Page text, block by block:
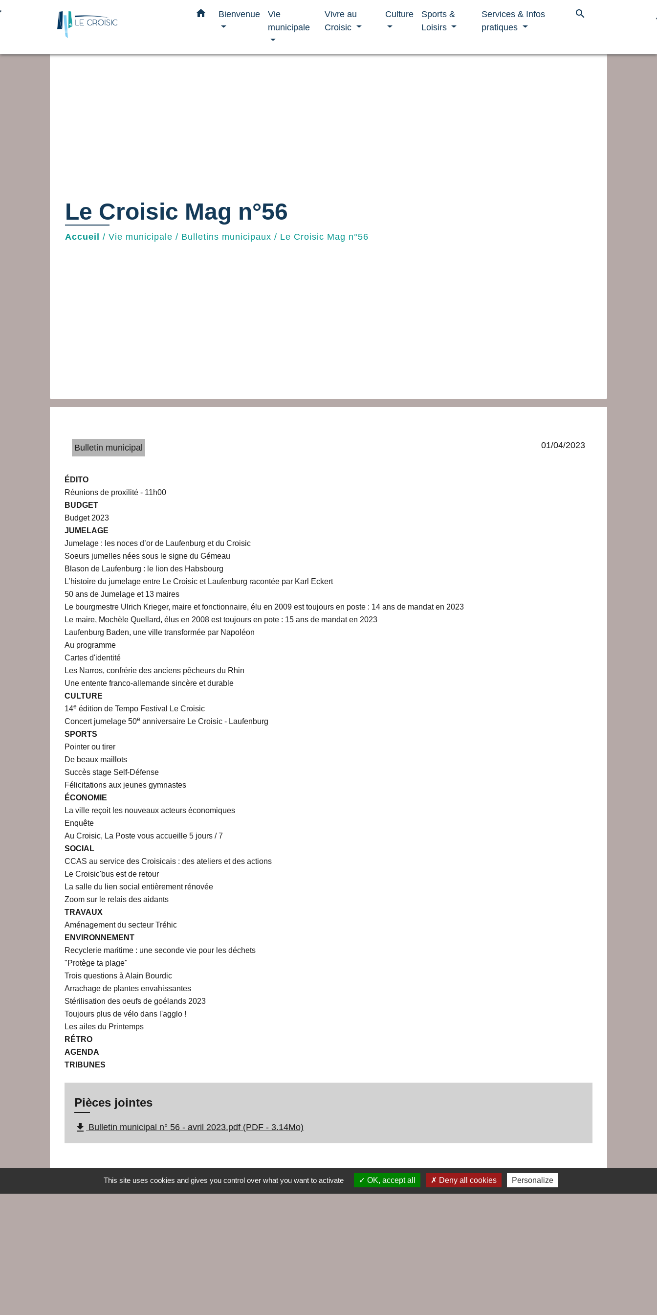
home Bienvenue
Vie
municipale
Vivre au
Croisic
Culture
Sports &
Loisirs
Services & Infos
pratiques
search
Le Croisic Mag n°56
Accueil / Vie municipale / Bulletins municipaux / Le Croisic Mag n°56
Bulletin municipal 01/04/2023
ÉDITO
Réunions de proxilité - 11h00
BUDGET
Budget 2023
JUMELAGE
Jumelage : les noces d’or de Laufenburg et du Croisic
Soeurs jumelles nées sous le signe du Gémeau
Blason de Laufenburg : le lion des Habsbourg
L’histoire du jumelage entre Le Croisic et Laufenburg racontée par Karl Eckert
50 ans de Jumelage et 13 maires
Le bourgmestre Ulrich Krieger, maire et fonctionnaire, élu en 2009 est toujours en poste : 14 ans de mandat en 2023
Le maire, Mochèle Quellard, élus en 2008 est toujours en pote : 15 ans de mandat en 2023
Laufenburg Baden, une ville transformée par Napoléon
Au programme
Cartes d'identité
Les Narros, confrérie des anciens pêcheurs du Rhin
Une entente franco-allemande sincère et durable
CULTURE
14e édition de Tempo Festival Le Croisic
Concert jumelage 50e anniversaire Le Croisic - Laufenburg
SPORTS
Pointer ou tirer
De beaux maillots
Succès stage Self-Défense
Félicitations aux jeunes gymnastes
ÉCONOMIE
La ville reçoit les nouveaux acteurs économiques
Enquête
Au Croisic, La Poste vous accueille 5 jours / 7
SOCIAL
CCAS au service des Croisicais : des ateliers et des actions
Le Croisic'bus est de retour
La salle du lien social entièrement rénovée
Zoom sur le relais des aidants
TRAVAUX
Aménagement du secteur Tréhic
ENVIRONNEMENT
Recyclerie maritime : une seconde vie pour les déchets
"Protège ta plage"
Trois questions à Alain Bourdic
Arrachage de plantes envahissantes
Stérilisation des oeufs de goélands 2023
Toujours plus de vélo dans l'agglo !
Les ailes du Printemps
RÉTRO
AGENDA
TRIBUNES
Pièces jointes
file_download Bulletin municipal n° 56 - avril 2023.pdf (PDF - 3.14Mo)
This site uses cookies and gives you control over what you want to activate OK, accept all Deny all cookies Personalize